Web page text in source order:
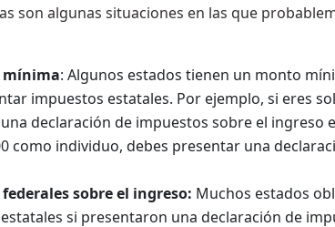
son algunas situaciones en las que
mínima: Algunos estados tienen un monto
impuestos estatales. Por ejemplo, si eres
declaración de impuestos sobre el ingreso
como individuo, debes presentar una
sobre el ingreso: Muchos estados
si presentaron una declaración de